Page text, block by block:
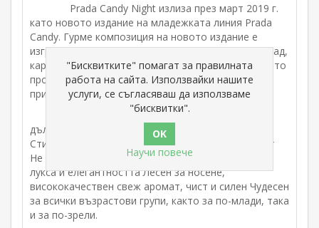
Prada Candy Night излиза през март 2019 г.
като новото издание на младежката линия Prada
Candy. Гурме композиция на новото издание е
изградена от портокалова есенция, какао, шоколад,
карамел, ванилия и бял мускус. Той е замислен като
противоречие между свежата енергия и
пристрастяващата сладост на нотките.
Романтичен аромат за жени и
дълголетието на този аромат е впечатляващо
Стилните, модерни жени ще харесат този аромат
Не изсушава кожата ви и ще улови същността на
лукса и елегантността Лесен за носене,
висококачествен свеж аромат, чист и силен Чудесен
за всички възрастови групи, както за по-млади, така
и за по-зрели.
"Бисквитките" помагат за правилната
работа на сайта. Използвайки нашите
услуги, се съгласяваш да използваме
"бисквитки".
Научи повече